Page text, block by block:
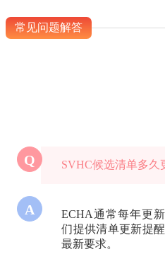
常见问题解答
Q SVHC候选清单多久
A
ECHA通常每年更
们提供清单更新提
最新要求。